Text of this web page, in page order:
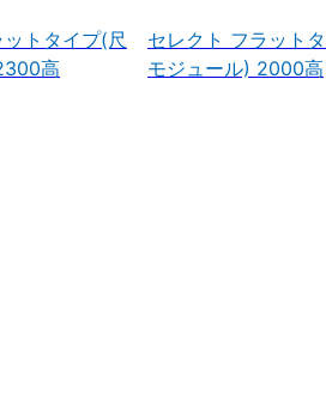
トタイプ(尺
高
セレクト フラット
モジュール) 2000高